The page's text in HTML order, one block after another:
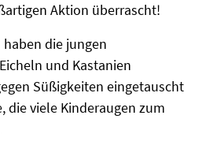
Aktion überrascht!
die jungen
und Kastanien
Süßigkeiten eingetauscht
die viele Kinderaugen zum